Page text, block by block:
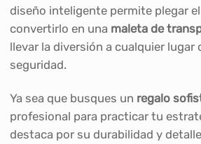
diseño inteligente permite plegar
convertirlo en una maleta de
llevar la diversión a cualquier lugar
seguridad.
Ya sea que busques un regalo
profesional para practicar tu
destaca por su durabilidad y